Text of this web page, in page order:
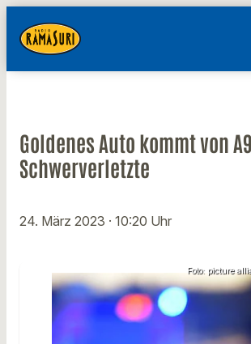
Goldenes Auto kommt von
Schwerverletzte
24. März 2023 · 10:20 Uhr
Foto: picture